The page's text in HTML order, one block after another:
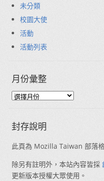
未分類
校園大使
活動
活動列表
月份彙整
封存說明
此頁為 Mozilla Taiwan 部落
除另有註明外，本站內容皆採
更新版本授權大眾使用。